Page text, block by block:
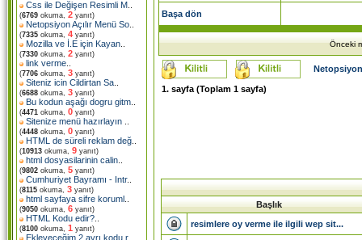
Css ile Değişen Resimli M
(6769 okuma, 2 yanıt)
Netopsiyon Açılır Menü So
(7335 okuma, 4 yanıt)
Mozilla ve İ.E için Kayan
(7330 okuma, 2 yanıt)
link verme
(7706 okuma, 3 yanıt)
Siteniz icin Cildirtan Sa
(6688 okuma, 3 yanıt)
Bu kodun aşağı dogru gitm
(4471 okuma, 0 yanıt)
Sitenize menü hazırlayın
(4448 okuma, 0 yanıt)
HTML de süreli reklam değ
(10913 okuma, 9 yanıt)
html dosyasilarinin calin
(9802 okuma, 5 yanıt)
Cumhuriyet Bayramı - Intr..
(8115 okuma, 3 yanıt)
html sayfaya sifre koruml
(9050 okuma, 6 yanıt)
HTML Kodu edir?
(8100 okuma, 1 yanıt)
Ekleyeceğim 2 ayrı kodu r..
Başa dön
Önceki
1. sayfa (Toplam 1 sayfa)
Başlık
resimlere oy verme ile ilgili wep sit...